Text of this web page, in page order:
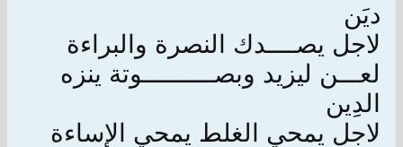
ديَن
لاجل يصــــدك النصرة والبراءة
لعـــن ليزيد وبصــــــــــوتة ينزه
الدِين
لاجل يمحي الغلط يمحي الإساءة